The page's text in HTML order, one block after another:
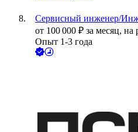
Сервисный инженер/
от 100 000 ₽ за месяц, на
Опыт 1-3 года